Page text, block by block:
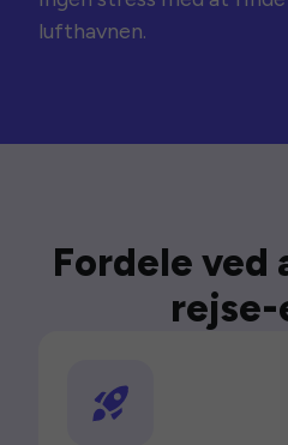
lufthavnen.
Fordele ved
rejse-